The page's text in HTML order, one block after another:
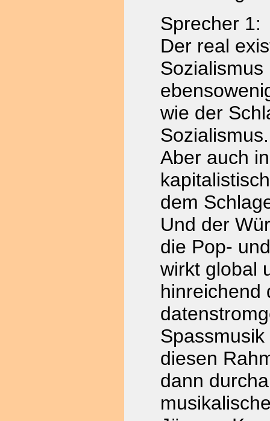
Sprecher 1:
Der real
wie der
Sozialismus.
Aber auch
dem
Und der
die Pop-
wirkt global
hinreichend
diesen
dann